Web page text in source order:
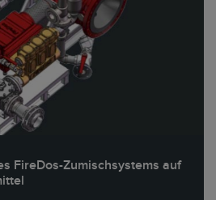
FireDos-Zumischsystems auf